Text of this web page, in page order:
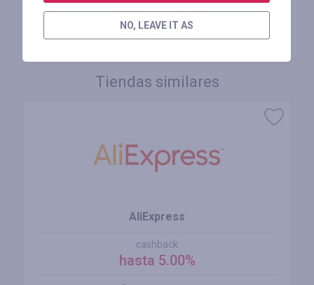
Tiendas similares
AliExpress
cashback
hasta 5.00%
NO, LEAVE IT AS